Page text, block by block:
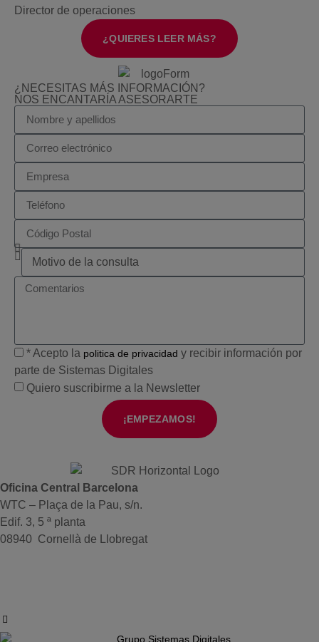
Director de operaciones
¿QUIERES LEER MÁS?
¿NECESITAS MÁS INFORMACIÓN?
NOS ENCANTARÍA ASESORARTE
* Acepto la politica de privacidad y recibir información por
parte de Sistemas Digitales
Quiero suscribirme a la Newsletter
¡EMPEZAMOS!
Oficina Central Barcelona
WTC – Plaça de la Pau, s/n.
Edif. 3, 5 ª planta
08940 Cornellà de Llobregat